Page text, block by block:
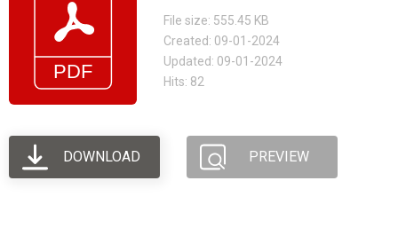
File size: 555.45 KB
Created: 09-01-2024
Updated: 09-01-2024
Hits: 82
DOWNLOAD PREVIEW